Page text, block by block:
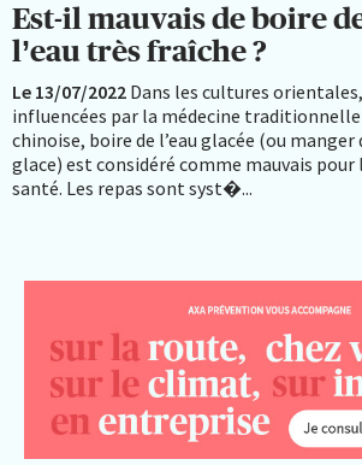
Est-il mauvais de boire
l’eau très fraîche ?
Le 13/07/2022 Dans les cultures orientales,
influencées par la médecine traditionnelle
chinoise, boire de l’eau glacée (ou manger
glace) est considéré comme mauvais pour
santé. Les repas sont syst�...